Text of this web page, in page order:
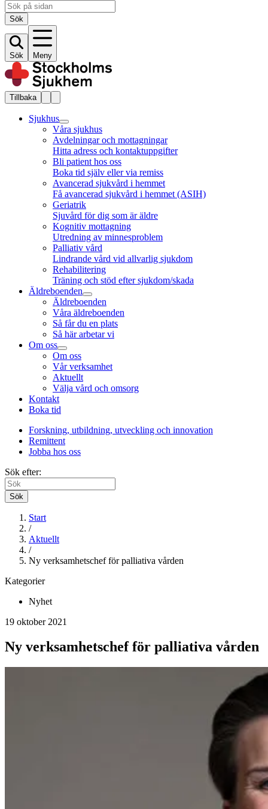
Sök
Sök Meny
Tillbaka
Sjukhus
Våra sjukhus
Avdelningar och mottagningar
Hitta adress och kontaktuppgifter
Bli patient hos oss
Boka tid själv eller via remiss
Avancerad sjukvård i hemmet
Få avancerad sjukvård i hemmet (ASIH)
Geriatrik
Sjuvård för dig som är äldre
Kognitiv mottagning
Utredning av minnesproblem
Palliativ vård
Lindrande vård vid allvarlig sjukdom
Rehabilitering
Träning och stöd efter sjukdom/skada
Äldreboenden
Äldreboenden
Våra äldreboenden
Så får du en plats
Så här arbetar vi
Om oss
Om oss
Vår verksamhet
Aktuellt
Välja vård och omsorg
Kontakt
Boka tid
Forskning, utbildning, utveckling och innovation
Remittent
Jobba hos oss
Sök efter:
Sök
Start
/
Aktuellt
/
Ny verksamhetschef för palliativa vården
Kategorier
Nyhet
19 oktober 2021
Ny verksamhetschef för palliativa vården